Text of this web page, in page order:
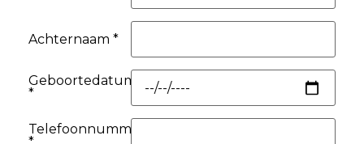
Achternaam *
Geboortedatum
*
Telefoonnummer